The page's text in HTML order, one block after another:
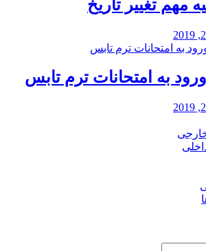
مهم تغییر تاریخ
به امتحانات ترم تابس